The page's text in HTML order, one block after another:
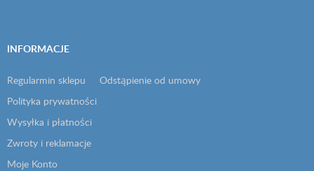
INFORMACJE
Regularmin sklepu
Polityka prywatności
Wysyłka i płatności
Zwroty i reklamacje
Moje Konto
Odstąpienie od umowy